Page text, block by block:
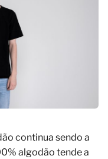
continua sendo a
algodão tende a